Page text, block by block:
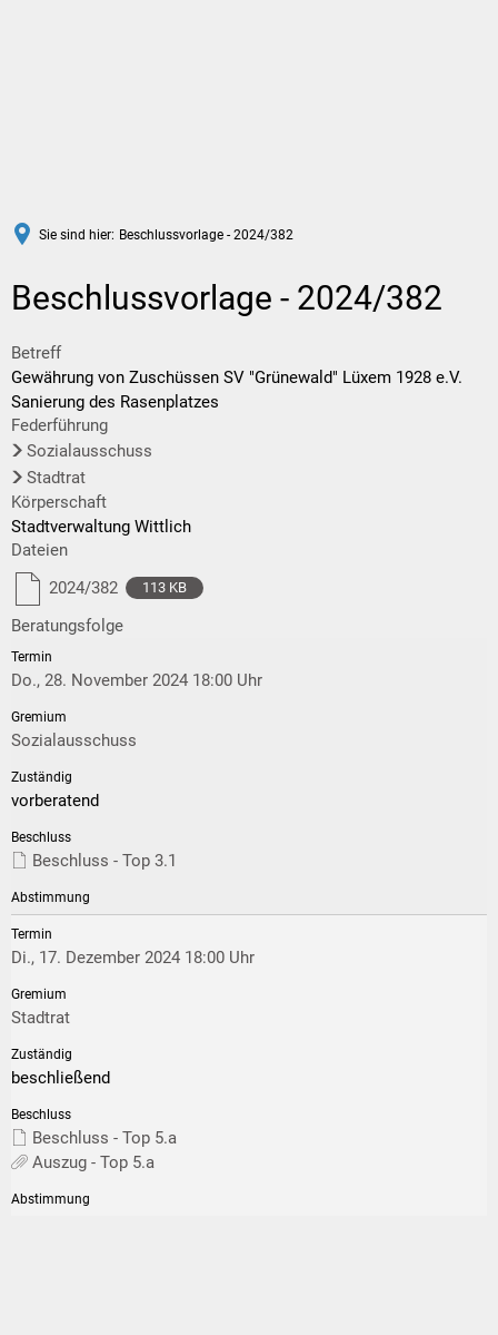
Sie sind hier: Beschlussvorlage - 2024/382
Beschlussvorlage - 2024/382
Betreff
Gewährung von Zuschüssen SV "Grünewald" Lüxem 1928 e.V.
Sanierung des Rasenplatzes
Federführung
Sozialausschuss
Stadtrat
Körperschaft
Stadtverwaltung Wittlich
Dateien
2024/382
113 KB
Beratungsfolge
Do., 28. November 2024 18:00 Uhr
Sozialausschuss
vorberatend
Beschluss - Top 3.1
Di., 17. Dezember 2024 18:00 Uhr
Stadtrat
beschließend
Beschluss - Top 5.a
Auszug - Top 5.a